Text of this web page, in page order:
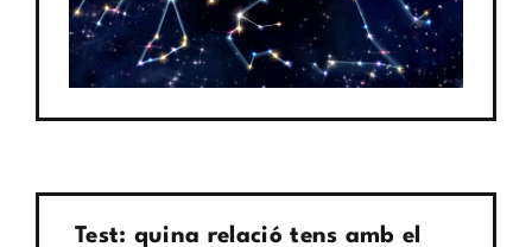
Test: quina relació tens amb el